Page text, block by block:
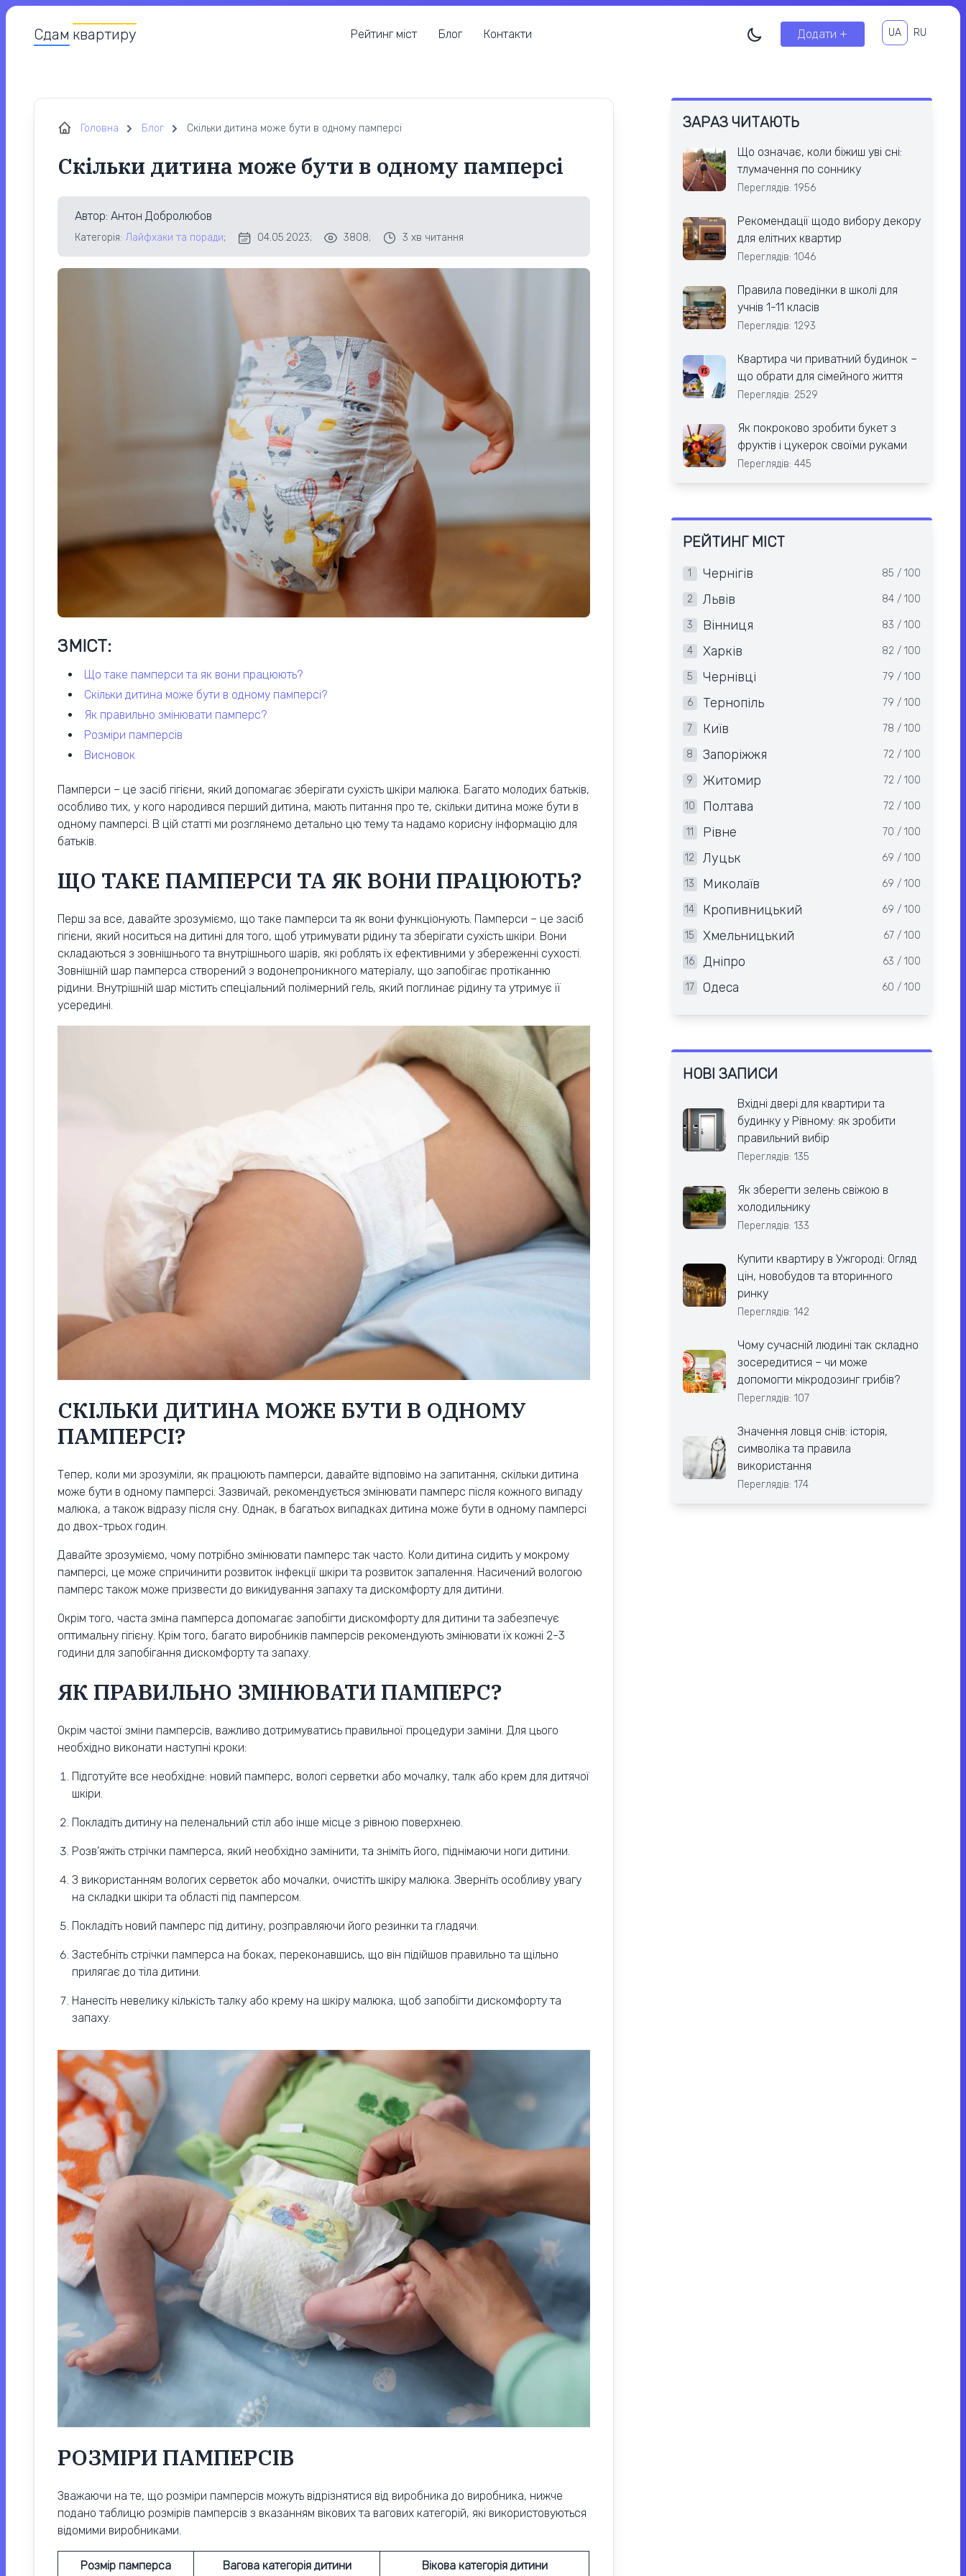
Сдам квартиру Рейтинг міст Блог Контакти Додати + UA RU
Головна Блог Скільки дитина може бути в одному памперсі
Скільки дитина може бути в одному памперсі
Автор: Антон Добролюбов
Категорія: Лайфхаки та поради; 04.05.2023; 3808; 3 хв читання
ЗМІСТ:
що таке памперси та як вони працюють?
скільки дитина може бути в одному памперсі?
як правильно змінювати памперс?
розміри памперсів
висновок
Памперси – це засіб гігієни, який допомагає зберігати сухість шкіри малюка. Багато молодих батьків,
особливо тих, у кого народився перший дитина, мають питання про те, скільки дитина може бути в
одному памперсі. В цій статті ми розглянемо детально цю тему та надамо корисну інформацію для
батьків.
ЩО ТАКЕ ПАМПЕРСИ ТА ЯК ВОНИ ПРАЦЮЮТЬ?
Перш за все, давайте зрозуміємо, що таке памперси та як вони функціонують. Памперси – це засіб
гігієни, який носиться на дитині для того, щоб утримувати рідину та зберігати сухість шкіри. Вони
складаються з зовнішнього та внутрішнього шарів, які роблять їх ефективними у збереженні сухості.
Зовнішній шар памперса створений з водонепроникного матеріалу, що запобігає протіканню
рідини. Внутрішній шар містить спеціальний полімерний гель, який поглинає рідину та утримує її
усередині.
СКІЛЬКИ ДИТИНА МОЖЕ БУТИ В ОДНОМУ
ПАМПЕРСІ?
Тепер, коли ми зрозуміли, як працюють памперси, давайте відповімо на запитання, скільки дитина
може бути в одному памперсі. Зазвичай, рекомендується змінювати памперс після кожного випаду
малюка, а також відразу після сну. Однак, в багатьох випадках дитина може бути в одному памперсі
до двох-трьох годин.
Давайте зрозуміємо, чому потрібно змінювати памперс так часто. Коли дитина сидить у мокрому
памперсі, це може спричинити розвиток інфекції шкіри та розвиток запалення. Насичений вологою
памперс також може призвести до викидування запаху та дискомфорту для дитини.
Окрім того, часта зміна памперса допомагає запобігти дискомфорту для дитини та забезпечує
оптимальну гігієну. Крім того, багато виробників памперсів рекомендують змінювати їх кожні 2-3
години для запобігання дискомфорту та запаху.
ЯК ПРАВИЛЬНО ЗМІНЮВАТИ ПАМПЕРС?
Окрім частої зміни памперсів, важливо дотримуватись правильної процедури заміни. Для цього
необхідно виконати наступні кроки:
Підготуйте все необхідне: новий памперс, вологі серветки або мочалку, талк або крем для дитячої
шкіри.
Покладіть дитину на пеленальний стіл або інше місце з рівною поверхнею.
Розв’яжіть стрічки памперса, який необхідно замінити, та зніміть його, піднімаючи ноги дитини.
З використанням вологих серветок або мочалки, очистіть шкіру малюка. Зверніть особливу увагу
на складки шкіри та області під памперсом.
Покладіть новий памперс під дитину, розправляючи його резинки та гладячи.
Застебніть стрічки памперса на боках, переконавшись, що він підійшов правильно та щільно
прилягає до тіла дитини.
Нанесіть невелику кількість талку або крему на шкіру малюка, щоб запобігти дискомфорту та
запаху.
РОЗМІРИ ПАМПЕРСІВ
Зважаючи на те, що розміри памперсів можуть відрізнятися від виробника до виробника, нижче
подано таблицю розмірів памперсів з вказанням вікових та вагових категорій, які використовуються
відомими виробниками.
Розмір памперса Вагова категорія дитини Вікова категорія дитини
ЗАРАЗ ЧИТАЮТЬ
Що означає, коли біжиш уві сні:
тлумачення по соннику
Переглядів: 1956
Рекомендації щодо вибору декору
для елітних квартир
Переглядів: 1046
Правила поведінки в школі для
учнів 1-11 класів
Переглядів: 1293
Квартира чи приватний будинок –
що обрати для сімейного життя
Переглядів: 2529
Як покроково зробити букет з
фруктів і цукерок своїми руками
Переглядів: 445
РЕЙТИНГ МІСТ
1 Чернігів 85 / 100
2 Львів 84 / 100
3 Вінниця 83 / 100
4 Харків 82 / 100
5 Чернівці 79 / 100
6 Тернопіль 79 / 100
7 Київ 78 / 100
8 Запоріжжя 72 / 100
9 Житомир 72 / 100
10 Полтава 72 / 100
11 Рівне 70 / 100
12 Луцьк 69 / 100
13 Миколаїв 69 / 100
14 Кропивницький 69 / 100
15 Хмельницький 67 / 100
16 Дніпро 63 / 100
17 Одеса 60 / 100
НОВІ ЗАПИСИ
Вхідні двері для квартири та
будинку у Рівному: як зробити
правильний вибір
Переглядів: 135
Як зберегти зелень свіжою в
холодильнику
Переглядів: 133
Купити квартиру в Ужгороді: Огляд
цін, новобудов та вторинного
ринку
Переглядів: 142
Чому сучасній людині так складно
зосередитися – чи може
допомогти мікродозинг грибів?
Переглядів: 107
Значення ловця снів: історія,
символіка та правила
використання
Переглядів: 174